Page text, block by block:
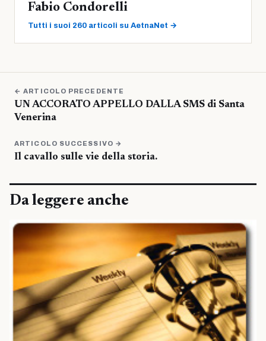
Fabio Condorelli
Tutti i suoi 260 articoli su AetnaNet →
← ARTICOLO PRECEDENTE
UN ACCORATO APPELLO DALLA SMS di Santa
Venerina
ARTICOLO SUCCESSIVO →
Il cavallo sulle vie della storia.
Da leggere anche